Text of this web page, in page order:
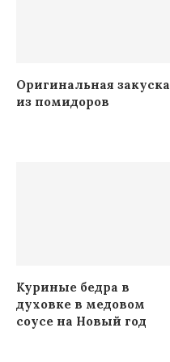
Оригинальная закуска
из помидоров
Куриные бедра в
духовке в медовом
соусе на Новый год